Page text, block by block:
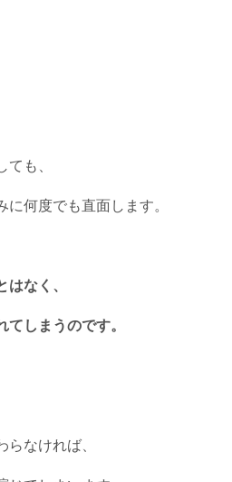
ても、
何度でも直面します。
はなく、
しまうのです。
なければ、